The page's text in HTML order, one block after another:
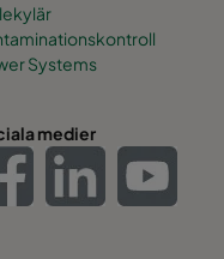
Systems
medier